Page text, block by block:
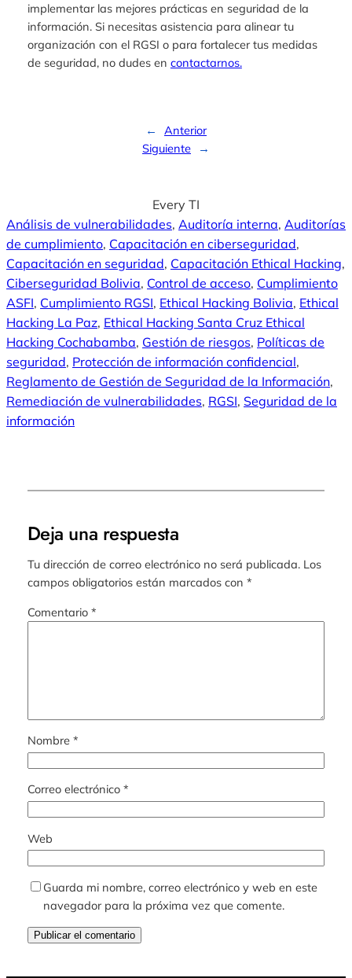
implementar las mejores prácticas en seguridad de la
información. Si necesitas asistencia para alinear tu
organización con el RGSI o para fortalecer tus medidas
de seguridad, no dudes en contactarnos.
←
Anterior
Siguiente
→
Every TI
Análisis de vulnerabilidades, Auditoría interna, Auditorías
de cumplimiento, Capacitación en ciberseguridad
Capacitación en seguridad, Capacitación Ethical Hacking
Ciberseguridad Bolivia, Control de acceso, Cumplimiento
ASFI, Cumplimiento RGSI, Ethical Hacking Bolivia, Ethical
Hacking La Paz, Ethical Hacking Santa Cruz Ethical
Hacking Cochabamba, Gestión de riesgos, Políticas de
seguridad, Protección de información confidencial
Reglamento de Gestión de Seguridad de la Información
Remediación de vulnerabilidades, RGSI, Seguridad de la
información
Deja una respuesta
Tu dirección de correo electrónico no será publicada. Los
campos obligatorios están marcados con *
Comentario *
Nombre *
Correo electrónico *
Web
Guarda mi nombre, correo electrónico y web en este
navegador para la próxima vez que comente.